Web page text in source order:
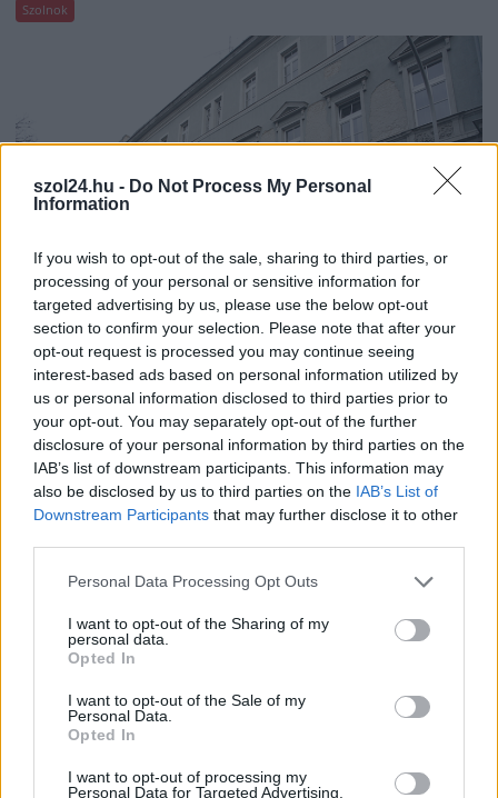
szol24.hu - Do Not Process My Personal
Information
If you wish to opt-out of the sale, sharing to third parties, or
processing of your personal or sensitive information for
targeted advertising by us, please use the below opt-out
section to confirm your selection. Please note that after your
opt-out request is processed you may continue seeing
interest-based ads based on personal information utilized by
us or personal information disclosed to third parties prior to
your opt-out. You may separately opt-out of the further
disclosure of your personal information by third parties on the
IAB’s list of downstream participants. This information may
also be disclosed by us to third parties on the IAB’s List of
Downstream Participants that may further disclose it to other
Please note that this website/app uses one or more Google
not limited to your visit or usage behaviour. You may click to
grant or deny consent to Google and its third-party tags to
use your data for below specified purposes in below Google
consent section.
Personal Data Processing Opt Outs
I want to opt-out of the Sharing of my
personal data.
Opted In
I want to opt-out of the Sale of my
Personal Data.
Opted In
I want to opt-out of processing my
Personal Data for Targeted Advertising.
Szolnok
2026.08.06. Horváth Zsolt
A zárkában rosszul lett, elájult – ilyen
körülményekről számoltak be a szolnoki börtönből
Az ország több büntetés-végrehajtási intézetéből is hasonló
panaszok érkeztek a napokban, miután energiatakarékossági
intézkedéseket vezettek be...
Szolnok